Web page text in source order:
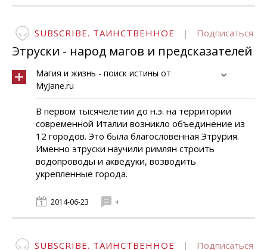
SUBSCRIBE. ТАИНСТВЕННОЕ | Подписаться
Этруски - народ магов и предсказателей
Магия и жизнь - поиск истины от
MyJane.ru
В первом тысячелетии до н.э. на территории
современной Италии возникло объединение из
12 городов. Это была благословенная Этрурия.
Именно этруски научили римлян строить
водопроводы и акведуки, возводить
укрепленные города.
2014-06-23 +
SUBSCRIBE. ТАИНСТВЕННОЕ | Подписаться